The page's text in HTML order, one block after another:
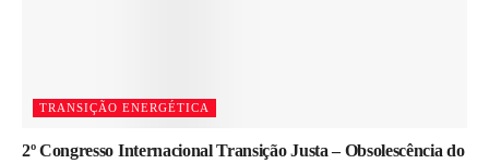
TRANSIÇÃO ENERGÉTICA
2º Congresso Internacional Transição Justa – Obsolescência do